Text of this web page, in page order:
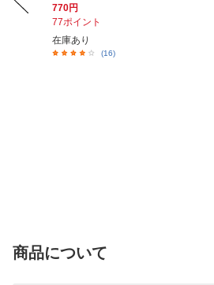
770円
77ポイント
在庫あり
(16)
商品について